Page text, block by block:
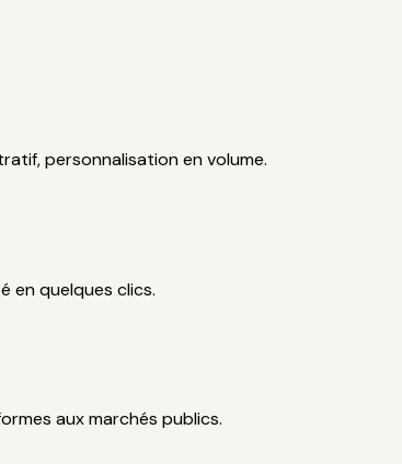
personnalisation en volume.
en quelques clics.
aux marchés publics.